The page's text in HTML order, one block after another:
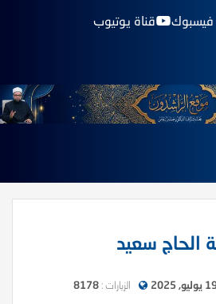
قناة يوتيوب
الحاج سعيد
2025 الزيارات :8178